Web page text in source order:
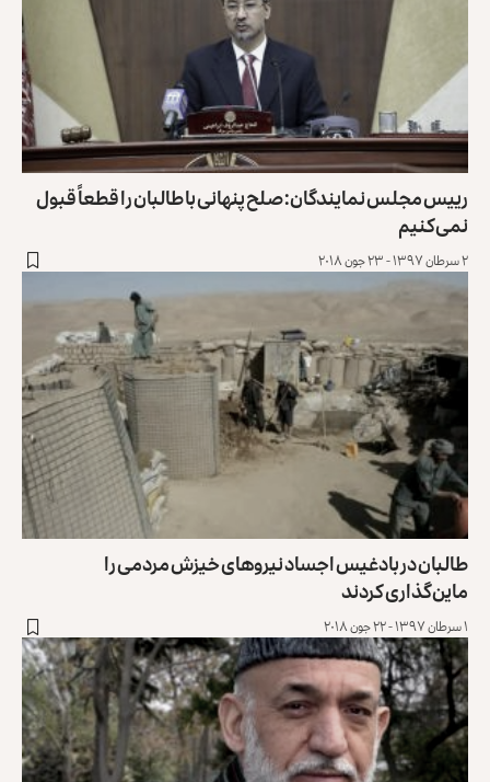
رییس مجلس نمایندگان: صلح پنهانی با طالبان را قطعاً قبول
نمی‌کنیم
۲ سرطان ۱۳۹۷ - ۲۳ جون ۲۰۱۸
طالبان در بادغیس اجساد نیروهای خیزش مردمی را
ماین‌گذاری کردند
۱ سرطان ۱۳۹۷ - ۲۲ جون ۲۰۱۸